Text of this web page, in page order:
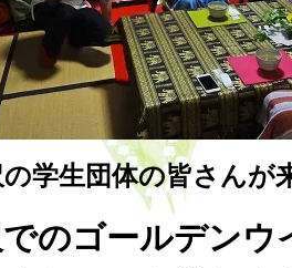
学生団体の皆さんが
のゴールデンウ